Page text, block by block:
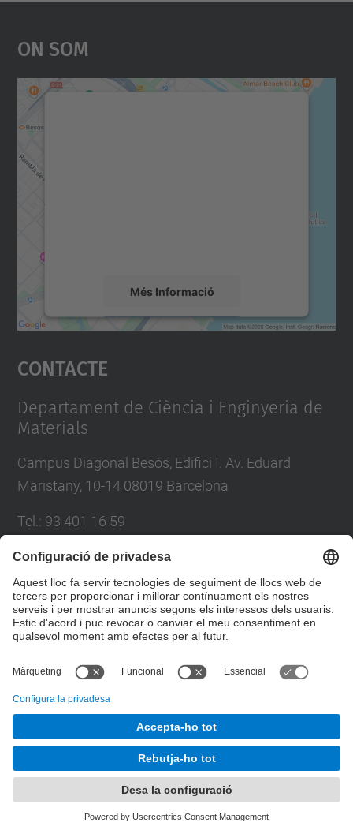
On Som
Més Informació
Accepta
powered by
Contacte
Departament de Ciència i Enginyeria de
Materials
Campus Diagonal Besòs, Edifici I. Av. Eduard
Maristany, 10-14 08019 Barcelona
Tel. : 93 401 16 59
E-mail:direccio.cem@upc.edu
Directori UPC
Formulari de contacte
© UPCDepartament de Ciència i Enginyeria de Materials
Desenvolupat amb
Mapa del lloc
Accessibilitat
Avís legal
Configuració de privadesa